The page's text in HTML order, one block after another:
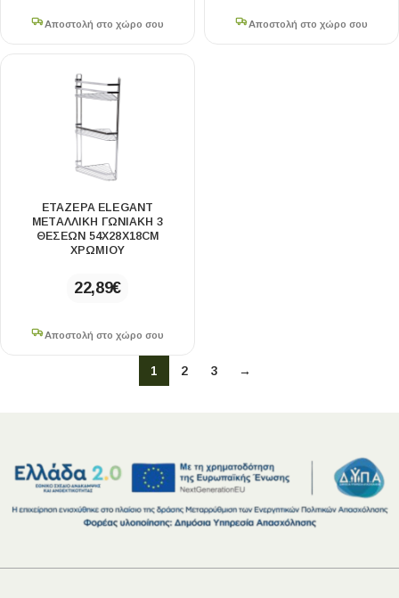
Αποστολή στο χώρο σου Αποστολή στο χώρο σου
ΕΤΑΖΕΡΑ ELEGANT
ΜΕΤΑΛΛΙΚΗ ΓΩΝΙΑΚΗ 3
ΘΕΣΕΩΝ 54X28X18CM
ΧΡΩΜΙΟΥ
22,89€
Αποστολή στο χώρο σου
1 2 3 →